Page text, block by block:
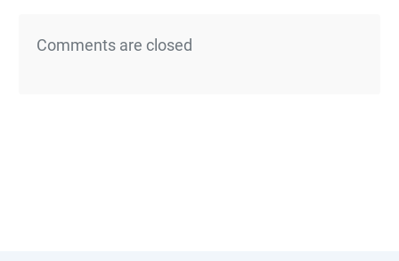
Comments are closed